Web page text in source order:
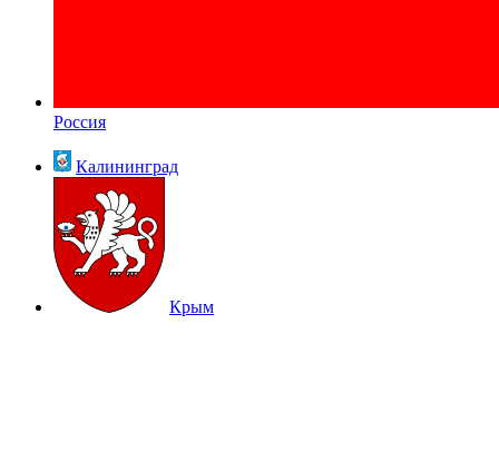
Россия
Калининград
Крым